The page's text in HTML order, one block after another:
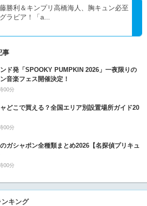
勝利＆キンプリ高橋海人、胸キュン必至
ラビア！「a...
事
ド発「SPOOKY PUMPKIN 2026」一夜限りの
音楽フェス開催決定！
00分
どこで買える？全国エリア別設置場所ガイド20
00分
ガシャポン全種類まとめ2026【名探偵プリキュ
00分
キング